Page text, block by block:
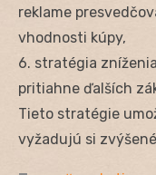
reklame
vhodnosti kúpy,
6. stratégia
pritiahne ďalších
Tieto stratégie
vyžadujú si